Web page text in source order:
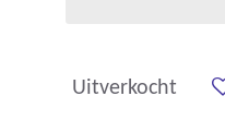
Uitverkocht